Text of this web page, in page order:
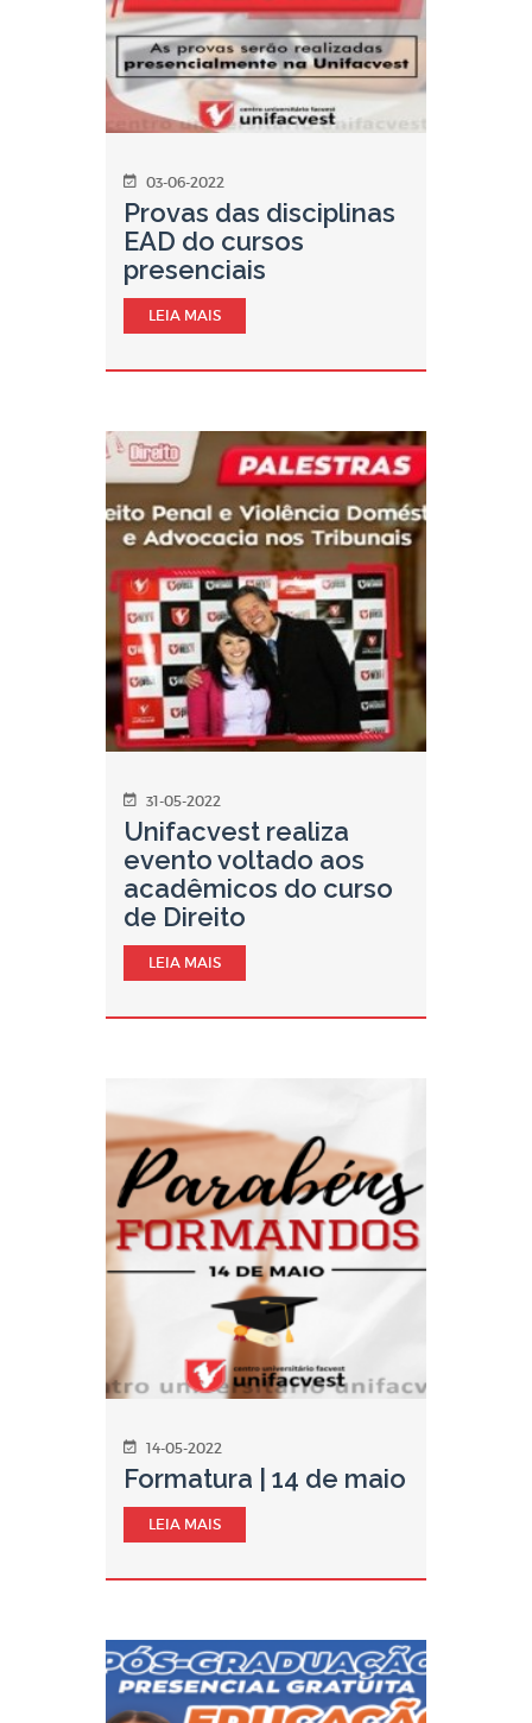
03-06-2022
Provas das disciplinas
EAD do cursos
presenciais
LEIA MAIS
31-05-2022
Unifacvest realiza
evento voltado aos
acadêmicos do curso
de Direito
LEIA MAIS
14-05-2022
Formatura | 14 de maio
LEIA MAIS